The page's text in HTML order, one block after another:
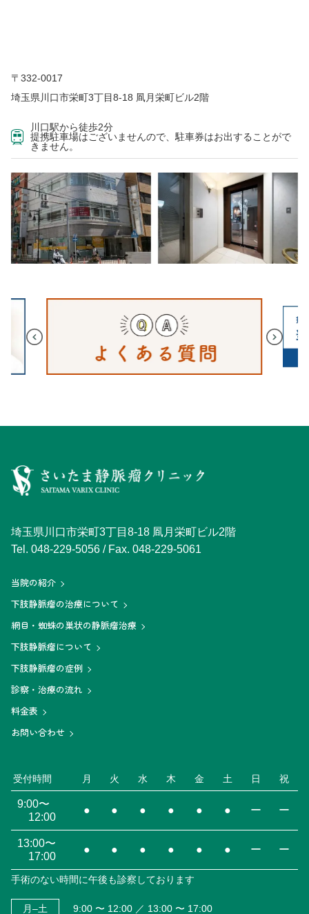
〒332-0017
埼玉県川口市栄町3丁目8-18 凮月栄町ビル2階
川口駅から徒歩2分
提携駐車場はございませんので、駐車券はお出することがで
きません。
埼玉県川口市栄町3丁目8-18 凮月栄町ビル2階
Tel. 048-229-5056 / Fax. 048-229-5061
当院の紹介
下肢静脈瘤の治療について
網目・蜘蛛の巣状の静脈瘤治療
下肢静脈瘤について
下肢静脈瘤の症例
診察・治療の流れ
料金表
お問い合わせ
受付時間 月 火 水 木 金 土 日 祝
9:00〜
12:00
● ● ● ● ● ● ー ー
13:00〜
17:00
● ● ● ● ● ● ー ー
手術のない時間に午後も診察しております
月–土 9:00 〜 12:00 ／ 13:00 〜 17:00